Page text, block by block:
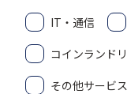
IT・通信
コインランド
その他サービス